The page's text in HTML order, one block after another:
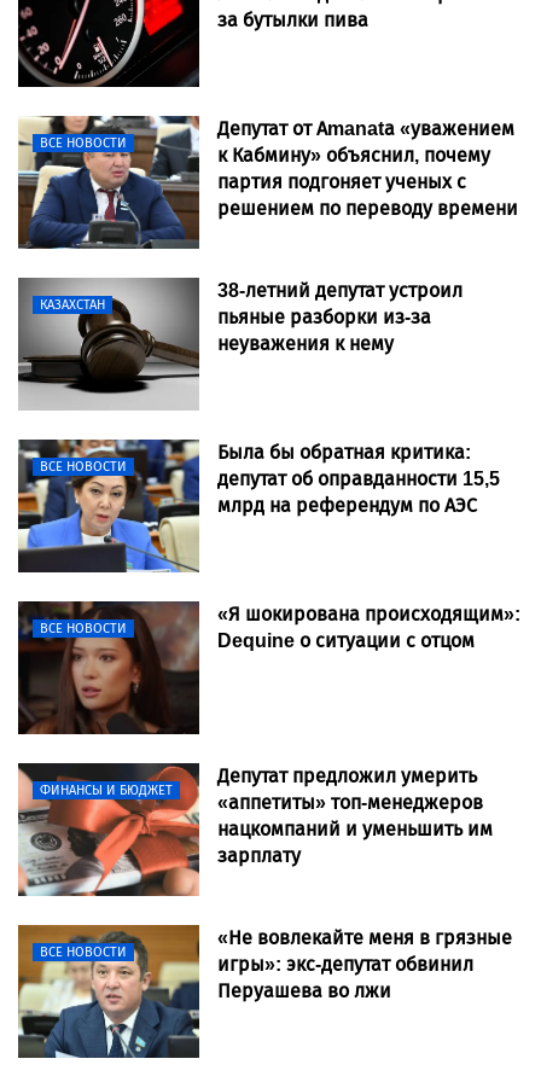
за бутылки пива
ВСЕ НОВОСТИ
Депутат от Amanatа «уважением
к Кабмину» объяснил, почему
партия подгоняет ученых с
решением по переводу времени
КАЗАХСТАН
38-летний депутат устроил
пьяные разборки из-за
неуважения к нему
ВСЕ НОВОСТИ
Была бы обратная критика:
депутат об оправданности 15,5
млрд на референдум по АЭС
ВСЕ НОВОСТИ
«Я шокирована происходящим»:
Dequine о ситуации с отцом
ФИНАНСЫ И БЮДЖЕТ
Депутат предложил умерить
«аппетиты» топ-менеджеров
нацкомпаний и уменьшить им
зарплату
ВСЕ НОВОСТИ
«Не вовлекайте меня в грязные
игры»: экс-депутат обвинил
Перуашева во лжи